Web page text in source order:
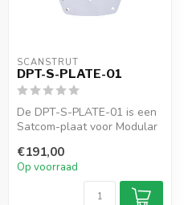
SCANSTRUT
DPT-S-PLATE-01
De DPT-S-PLATE-01 is een
Satcom-plaat voor Modular
DPT...
€191,00
Op voorraad